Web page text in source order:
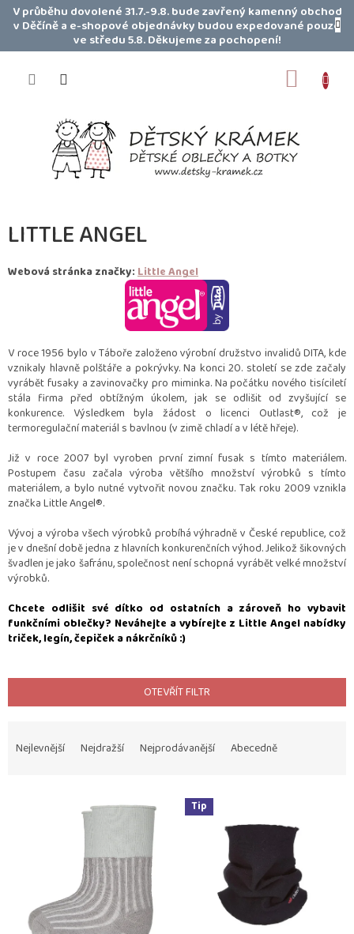
PřejítV průběhu dovolené 31.7.-9.8. bude zavřený kamenný obchod
v Děčíně a e-shopové objednávky budou expedované pouze
ve středu 5.8. Děkujeme za pochopení!
LITTLE ANGEL
Webová stránka značky:Little Angel
V roce 1956 bylo v Táboře založeno výrobní družstvo invalidů DITA, kde
vznikaly hlavně polštáře a pokrývky. Na konci 20. století se zde začaly
vyrábět fusaky a zavinovačky pro miminka. Na počátku nového tisíciletí
stála firma před obtížným úkolem, jak se odlišit od zvyšující se
konkurence. Výsledkem byla žádost o licenci Outlast®, což je
termoregulační materiál s bavlnou (v zimě chladí a v létě hřeje).
Již v roce 2007 byl vyroben první zimní fusak s tímto materiálem.
Postupem času začala výroba většího množství výrobků s tímto
materiálem, a bylo nutné vytvořit novou značku. Tak roku 2009 vznikla
značka Little Angel®.
Vývoj a výroba všech výrobků probíhá výhradně v České republice, což
je v dnešní době jedna z hlavních konkurenčních výhod. Jelikož šikovných
švadlen je jako šafránu, společnost není schopná vyrábět velké množství
výrobků.
Chcete odlišit své dítko od ostatních a zároveň ho vybavit
funkčními oblečky? Neváhejte a vybírejte z Little Angel nabídky
triček, legín, čepiček a nákrčníků :)
OTEVŘÍT FILTR
Nejlevnější Nejdražší Nejprodávanější Abecedně
Tip